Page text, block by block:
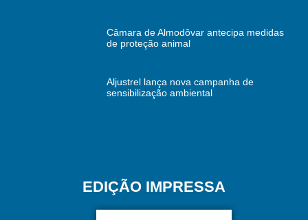
Câmara de Almodôvar antecipa medidas
de proteção animal
Aljustrel lança nova campanha de
sensibilização ambiental
EDIÇÃO IMPRESSA